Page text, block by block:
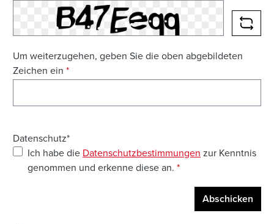
Um weiterzugehen, geben Sie die oben abgebildeten
Zeichen ein *
Datenschutz*
Ich habe die Datenschutzbestimmungen zur Kenntnis
genommen und erkenne diese an. *
Abschicken